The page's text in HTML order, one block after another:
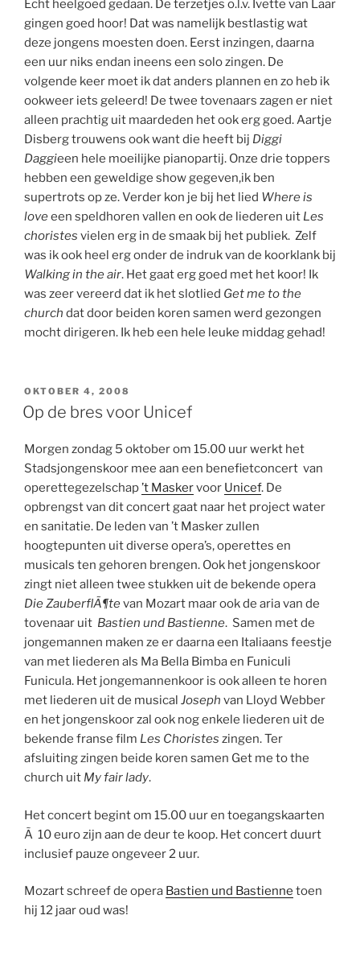
Echt heelgoed gedaan. De terzetjes o.l.v. Ivette van Laar
gingen goed hoor! Dat was namelijk bestlastig wat
deze jongens moesten doen. Eerst inzingen, daarna
een uur niks endan ineens een solo zingen. De
volgende keer moet ik dat anders plannen en zo heb ik
ookweer iets geleerd! De twee tovenaars zagen er niet
alleen prachtig uit maardeden het ook erg goed. Aartje
Disberg trouwens ook want die heeft bij Diggi
Daggieen hele moeilijke pianopartij. Onze drie toppers
hebben een geweldige show gegeven,ik ben
supertrots op ze. Verder kon je bij het lied Where is
loveeen speldhoren vallen en ook de liederen uit Les
choristes vielen erg in de smaak bij het publiek. Zelf
was ik ook heel erg onder de indruk van de koorklank bij
Walking in the air. Het gaat erg goed met het koor! Ik
was zeer vereerd dat ik het slotlied Get me to the
church dat door beiden koren samen werd gezongen
mocht dirigeren. Ik heb een hele leuke middag gehad!
GEPLAATST
OP
OKTOBER 4, 2008
Op de bres voor Unicef
Morgen zondag 5 oktober om 15.00 uur werkt het
Stadsjongenskoor mee aan een benefietconcert van
operettegezelschap’t Maskervoor Unicef. De
opbrengst van dit concert gaat naar het project water
en sanitatie. De leden van ’t Masker zullen
hoogtepunten uit diverse opera’s, operettes en
musicals ten gehoren brengen. Ook het jongenskoor
zingt niet alleen twee stukken uit de bekende opera
Die ZauberflÃ¶tevan Mozart maar ook de aria van de
tovenaar uit Bastien und Bastienne. Samen met de
jongemannen maken ze er daarna een Italiaans feestje
van met liederen als Ma Bella Bimba en Funiculi
Funicula. Het jongemannenkoor is ook alleen te horen
met liederen uit de musical Joseph van Lloyd Webber
en het jongenskoor zal ook nog enkele liederen uit de
bekende franse film Les Choristes zingen. Ter
afsluiting zingen beide koren samen Get me to the
church uit My fair lady.
Het concert begint om 15.00 uur en toegangskaarten
Ã 10 euro zijn aan de deur te koop. Het concert duurt
inclusief pauze ongeveer 2 uur.
Mozart schreef de opera Bastien und Bastienne toen
hij 12 jaar oud was!